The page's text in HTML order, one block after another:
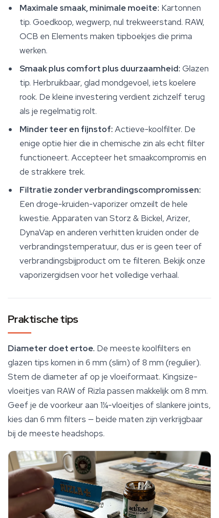
Maximale smaak, minimale moeite: Kartonnen
tip. Goedkoop, wegwerp, nul trekweerstand. RAW,
OCB en Elements maken tipboekjes die prima
werken.
Smaak plus comfort plus duurzaamheid: Glazen
tip. Herbruikbaar, glad mondgevoel, iets koelere
rook. De kleine investering verdient zichzelf terug
als je regelmatig rolt.
Minder teer en fijnstof: Actieve-koolfilter. De
enige optie hier die in chemische zin als echt filter
functioneert. Accepteer het smaakcompromis en
de strakkere trek.
Filtratie zonder verbrandingscompromissen:
Een droge-kruiden-vaporizer omzeilt de hele
kwestie. Apparaten van Storz & Bickel, Arizer,
DynaVap en anderen verhitten kruiden onder de
verbrandingstemperatuur, dus er is geen teer of
verbrandingsbijproduct om te filteren. Bekijk onze
vaporizergidsen voor het volledige verhaal.
Praktische tips
Diameter doet ertoe. De meeste koolfilters en
glazen tips komen in 6 mm (slim) of 8 mm (regulier).
Stem de diameter af op je vloeiformaat. Kingsize-
vloeitjes van RAW of Rizla passen makkelijk om 8 mm.
Geef je de voorkeur aan 1¼-vloeitjes of slankere joints,
kies dan 6 mm filters — beide maten zijn verkrijgbaar
bij de meeste headshops.